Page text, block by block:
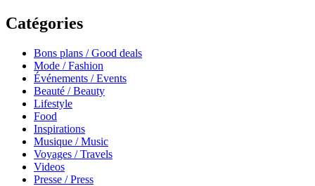
Catégories
Bons plans / Good deals
Mode / Fashion
Événements / Events
Beauté / Beauty
Lifestyle
Food
Inspirations
Musique / Music
Voyages / Travels
Videos
Presse / Press